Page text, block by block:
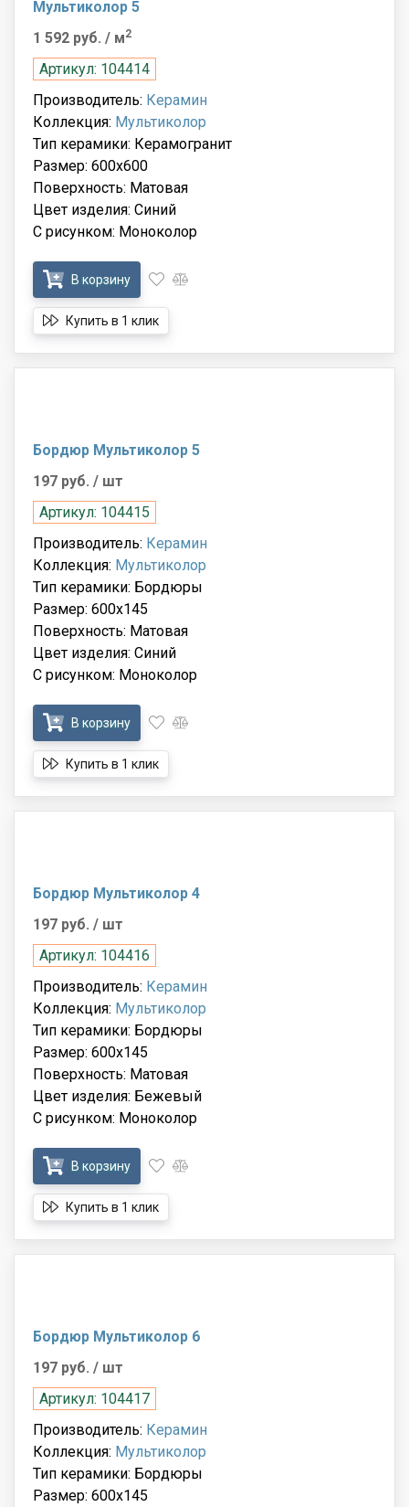
Мультиколор 5
1 592 руб. / м2
Артикул: 104414
Производитель: Керамин
Коллекция: Мультиколор
Тип керамики: Керамогранит
Размер: 600x600
Поверхность: Матовая
Цвет изделия: Синий
С рисунком: Моноколор
В корзину
Купить в 1 клик
Бордюр Мультиколор 5
197 руб. / шт
Артикул: 104415
Производитель: Керамин
Коллекция: Мультиколор
Тип керамики: Бордюры
Размер: 600x145
Поверхность: Матовая
Цвет изделия: Синий
С рисунком: Моноколор
В корзину
Купить в 1 клик
Бордюр Мультиколор 4
197 руб. / шт
Артикул: 104416
Производитель: Керамин
Коллекция: Мультиколор
Тип керамики: Бордюры
Размер: 600x145
Поверхность: Матовая
Цвет изделия: Бежевый
С рисунком: Моноколор
В корзину
Купить в 1 клик
Бордюр Мультиколор 6
197 руб. / шт
Артикул: 104417
Производитель: Керамин
Коллекция: Мультиколор
Тип керамики: Бордюры
Размер: 600x145